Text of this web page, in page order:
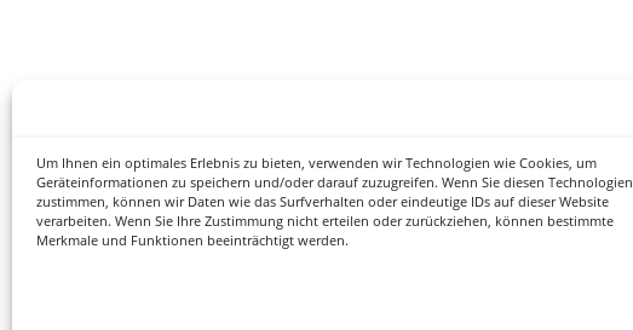
Um Ihnen ein optimales Erlebnis zu bieten, verwenden wir Technologien wie Cookies, um
Geräteinformationen zu speichern und/oder darauf zuzugreifen. Wenn Sie diesen Technologien
zustimmen, können wir Daten wie das Surfverhalten oder eindeutige IDs auf dieser Website
verarbeiten. Wenn Sie Ihre Zustimmung nicht erteilen oder zurückziehen, können bestimmte
Merkmale und Funktionen beeinträchtigt werden.